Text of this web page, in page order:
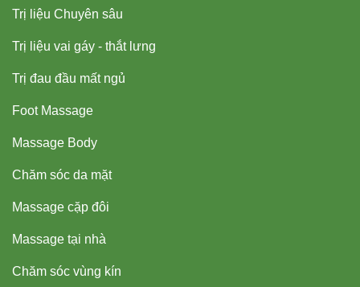
Trị liệu Chuyên sâu
Trị liệu vai gáy - thắt lưng
Trị đau đầu mất ngủ
Foot Massage
Massage Body
Chăm sóc da mặt
Massage cặp đôi
Massage tại nhà
Chăm sóc vùng kín